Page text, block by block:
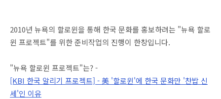
2010년 뉴욕의 할로윈을 통해 한국 문화를 홍보하려는 "뉴욕 할로
윈 프로젝트"를 위한 준비작업의 진행이 한창입니다.
"뉴욕 할로윈 프로젝트"는? -
[KBI 한국 알리기 프로젝트] - 美 '할로윈'에 한국 문화만 '찬밥 신
세'인 이유